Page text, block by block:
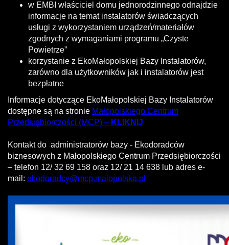
w EMBI właściciel domu jednorodzinnego odnajdzie
informacje na temat instalatorów świadczących
usługi z wykorzystaniem urządzeń/materiałów
zgodnych z wymaganiami programu „Czyste
Powietrze”
korzystanie z EkoMałopolskiej Bazy Instalatorów,
zarówno dla użytkowników jak i instalatorów jest
bezpłatne
Informacje dotyczące EkoMałopolskiej Bazy Instalatorów
dostępne są na stronie Małopolskiego Centrum
Przedsiębiorczości (MCP) – KLIKNIJ
Kontakt do administratorów bazy - Ekodoradców
biznesowych z Małopolskiego Centrum Przedsiębiorczości
– telefon 12/ 32 69 158 oraz 12/ 21 14 638 lub adres e-
mail: ekodoradcy@mcp.malopolska.pl